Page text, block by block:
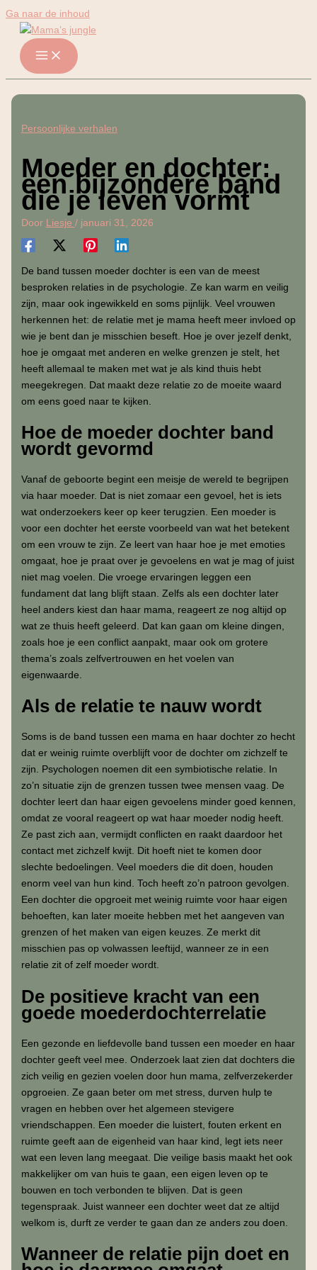
Ga naar de inhoud
Persoonlijke verhalen
Moeder en dochter:
een bijzondere band
die je leven vormt
Door Liesje / januari 31, 2026
De band tussen moeder dochter is een van de meest
besproken relaties in de psychologie. Ze kan warm en veilig
zijn, maar ook ingewikkeld en soms pijnlijk. Veel vrouwen
herkennen het: de relatie met je mama heeft meer invloed op
wie je bent dan je misschien beseft. Hoe je over jezelf denkt,
hoe je omgaat met anderen en welke grenzen je stelt, het
heeft allemaal te maken met wat je als kind thuis hebt
meegekregen. Dat maakt deze relatie zo de moeite waard
om eens goed naar te kijken.
Hoe de moeder dochter band
wordt gevormd
Vanaf de geboorte begint een meisje de wereld te begrijpen
via haar moeder. Dat is niet zomaar een gevoel, het is iets
wat onderzoekers keer op keer terugzien. Een moeder is
voor een dochter het eerste voorbeeld van wat het betekent
om een vrouw te zijn. Ze leert van haar hoe je met emoties
omgaat, hoe je praat over je gevoelens en wat je mag of juist
niet mag voelen. Die vroege ervaringen leggen een
fundament dat lang blijft staan. Zelfs als een dochter later
heel anders kiest dan haar mama, reageert ze nog altijd op
wat ze thuis heeft geleerd. Dat kan gaan om kleine dingen,
zoals hoe je een conflict aanpakt, maar ook om grotere
thema’s zoals zelfvertrouwen en het voelen van
eigenwaarde.
Als de relatie te nauw wordt
Soms is de band tussen een mama en haar dochter zo hecht
dat er weinig ruimte overblijft voor de dochter om zichzelf te
zijn. Psychologen noemen dit een symbiotische relatie. In
zo’n situatie zijn de grenzen tussen twee mensen vaag. De
dochter leert dan haar eigen gevoelens minder goed kennen,
omdat ze vooral reageert op wat haar moeder nodig heeft.
Ze past zich aan, vermijdt conflicten en raakt daardoor het
contact met zichzelf kwijt. Dit hoeft niet te komen door
slechte bedoelingen. Veel moeders die dit doen, houden
enorm veel van hun kind. Toch heeft zo’n patroon gevolgen.
Een dochter die opgroeit met weinig ruimte voor haar eigen
behoeften, kan later moeite hebben met het aangeven van
grenzen of het maken van eigen keuzes. Ze merkt dit
misschien pas op volwassen leeftijd, wanneer ze in een
relatie zit of zelf moeder wordt.
De positieve kracht van een
goede moederdochterrelatie
Een gezonde en liefdevolle band tussen een moeder en haar
dochter geeft veel mee. Onderzoek laat zien dat dochters die
zich veilig en gezien voelen door hun mama, zelfverzekerder
opgroeien. Ze gaan beter om met stress, durven hulp te
vragen en hebben over het algemeen stevigere
vriendschappen. Een moeder die luistert, fouten erkent en
ruimte geeft aan de eigenheid van haar kind, legt iets neer
wat een leven lang meegaat. Die veilige basis maakt het ook
makkelijker om van huis te gaan, een eigen leven op te
bouwen en toch verbonden te blijven. Dat is geen
tegenspraak. Juist wanneer een dochter weet dat ze altijd
welkom is, durft ze verder te gaan dan ze anders zou doen.
Wanneer de relatie pijn doet en